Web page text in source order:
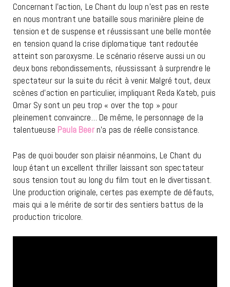
Concernant l’action, Le Chant du loup n’est pas en reste
en nous montrant une bataille sous marinière pleine de
tension et de suspense et réussissant une belle montée
en tension quand la crise diplomatique tant redoutée
atteint son paroxysme. Le scénario réserve aussi un ou
deux bons rebondissements, réussissant à surprendre le
spectateur sur la suite du récit à venir. Malgré tout, deux
scènes d’action en particulier, impliquant Reda Kateb, puis
Omar Sy sont un peu trop « over the top » pour
pleinement convaincre… De même, le personnage de la
talentueuse Paula Beern’a pas de réelle consistance.
Pas de quoi bouder son plaisir néanmoins, Le Chant du
loup étant un excellent thriller laissant son spectateur
sous tension tout au long du film tout en le divertissant.
Une production originale, certes pas exempte de défauts,
mais qui a le mérite de sortir des sentiers battus de la
production tricolore.